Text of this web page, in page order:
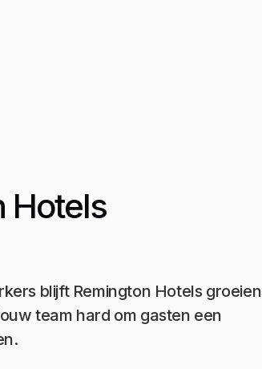
Hotels
blijft Remington Hotels groeien
team hard om gasten een